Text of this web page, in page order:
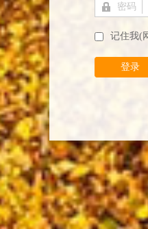
密码
记住我(
登录